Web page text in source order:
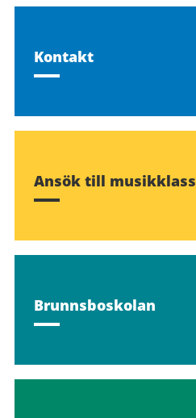
Kontakt
Ansök till musikklass
Brunnsboskolan